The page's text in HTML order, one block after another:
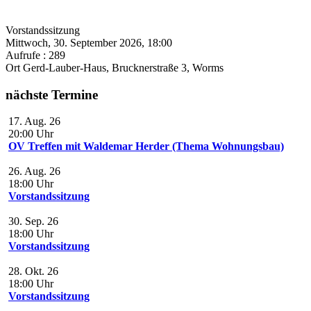
Vorstandssitzung
Mittwoch, 30. September 2026, 18:00
Aufrufe : 289
Ort Gerd-Lauber-Haus, Brucknerstraße 3, Worms
nächste Termine
17. Aug. 26
20:00 Uhr
OV Treffen mit Waldemar Herder (Thema Wohnungsbau)
26. Aug. 26
18:00 Uhr
Vorstandssitzung
30. Sep. 26
18:00 Uhr
Vorstandssitzung
28. Okt. 26
18:00 Uhr
Vorstandssitzung